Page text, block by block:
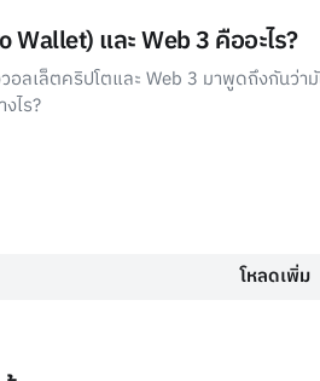
Wallet) และ Web 3 คืออะไร?
อลเล็ตคริปโตและ Web 3 มาพูดถึงกันว่า
ไร?
โหลดเพิ่ม